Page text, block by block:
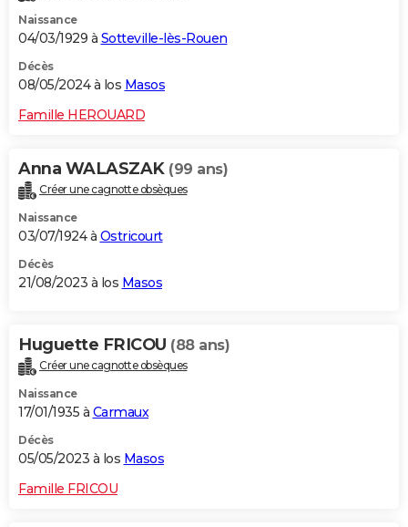
Naissance
04/03/1929 à Sotteville-lès-Rouen
Décès
08/05/2024 à los Masos
Famille HEROUARD
Anna WALASZAK (99 ans)
Créer une cagnotte obsèques
Naissance
03/07/1924 à Ostricourt
Décès
21/08/2023 à los Masos
Huguette FRICOU (88 ans)
Créer une cagnotte obsèques
Naissance
17/01/1935 à Carmaux
Décès
05/05/2023 à los Masos
Famille FRICOU